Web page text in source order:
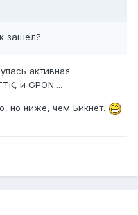
зашел?
активная
и GPON....
но ниже, чем Бикнет.